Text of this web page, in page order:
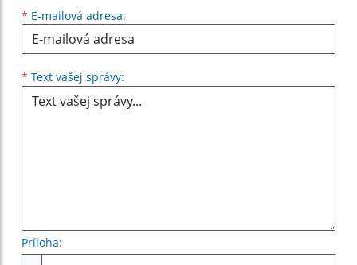
* E-mailová adresa:
* Text vašej správy:
Príloha: